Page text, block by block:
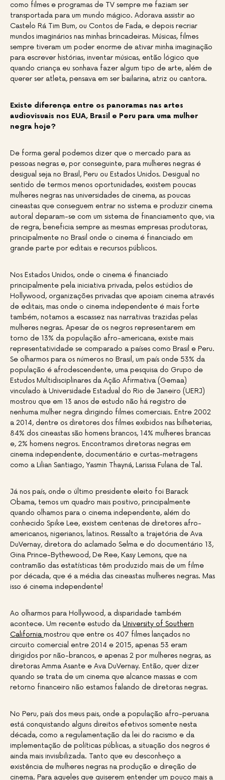
como filmes e programas de TV sempre me faziam ser
transportada para um mundo mágico. Adorava assistir ao
Castelo Rá Tim Bum, ou Contos de Fada, e depois recriar
mundos imaginários nas minhas brincadeiras. Músicas, filmes
sempre tiveram um poder enorme de ativar minha imaginação
para escrever histórias, inventar músicas, então lógico que
quando criança eu sonhava fazer algum tipo de arte, além de
querer ser atleta, pensava em ser bailarina, atriz ou cantora.
Existe diferença entre os panoramas nas artes
audiovisuais nos EUA, Brasil e Peru para uma mulher
negra hoje?
De forma geral podemos dizer que o mercado para as
pessoas negras e, por conseguinte, para mulheres negras é
desigual seja no Brasil, Peru ou Estados Unidos. Desigual no
sentido de termos menos oportunidades, existem poucas
mulheres negras nas universidades de cinema, as poucas
cineastas que conseguem entrar no sistema e produzir cinema
autoral deparam-se com um sistema de financiamento que, via
de regra, beneficia sempre as mesmas empresas produtoras,
principalmente no Brasil onde o cinema é financiado em
grande parte por editais e recursos públicos.
Nos Estados Unidos, onde o cinema é financiado
principalmente pela iniciativa privada, pelos estúdios de
Hollywood, organizações privadas que apoiam cinema através
de editais, mas onde o cinema independente é mais forte
também, notamos a escassez nas narrativas trazidas pelas
mulheres negras. Apesar de os negros representarem em
torno de 13% da população afro-americana, existe mais
representatividade se comparado a países como Brasil e Peru.
Se olharmos para os números no Brasil, um país onde 53% da
população é afrodescendente, uma pesquisa do Grupo de
Estudos Multidisciplinares da Ação Afirmativa (Gemaa)
vinculado à Universidade Estadual do Rio de Janeiro (UERJ)
mostrou que em 13 anos de estudo não há registro de
nenhuma mulher negra dirigindo filmes comerciais. Entre 2002
a 2014, dentre os diretores dos filmes exibidos nas bilheterias,
84% dos cineastas são homens brancos, 14% mulheres brancas
e, 2% homens negros. Encontramos diretoras negras em
cinema independente, documentário e curtas-metragens
como a Lilian Santiago, Yasmin Thayná, Larissa Fulana de Tal.
Já nos país, onde o último presidente eleito foi Barack
Obama, temos um quadro mais positivo, principalmente
quando olhamos para o cinema independente, além do
conhecido Spike Lee, existem centenas de diretores afro-
americanos, nigerianos, latinos. Ressalto a trajetória de Ava
DuVernay, diretora do aclamado Selma e do documentário 13,
Gina Prince-Bythewood, De Ree, Kasy Lemons, que na
contramão das estatísticas têm produzido mais de um filme
por década, que é a média das cineastas mulheres negras. Mas
isso é cinema independente!
Ao olharmos para Hollywood, a disparidade também
acontece. Um recente estudo da University of Southern
California mostrou que entre os 407 filmes lançados no
circuito comercial entre 2014 e 2015, apenas 53 eram
dirigidos por não-brancos, e apenas 2 por mulheres negras, as
diretoras Amma Asante e Ava DuVernay. Então, quer dizer
quando se trata de um cinema que alcance massas e com
retorno financeiro não estamos falando de diretoras negras.
No Peru, país dos meus pais, onde a população afro-peruana
está conquistando alguns direitos efetivos somente nesta
década, como a regulamentação da lei do racismo e da
implementação de políticas públicas, a situação dos negros é
ainda mais invisibilizada. Tanto que eu desconheço a
existência de mulheres negras na produção e direção de
cinema. Para aqueles que quiserem entender um pouco mais a